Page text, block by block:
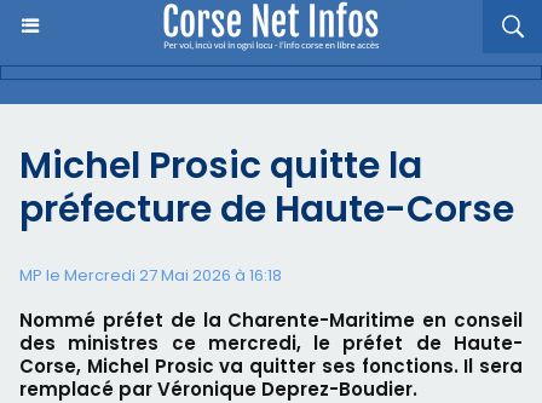
Michel Prosic quitte la
préfecture de Haute-Corse
MP le Mercredi 27 Mai 2026 à 16:18
Nommé préfet de la Charente-Maritime en conseil
des ministres ce mercredi, le préfet de Haute-
Corse, Michel Prosic va quitter ses fonctions. Il sera
remplacé par Véronique Deprez-Boudier.